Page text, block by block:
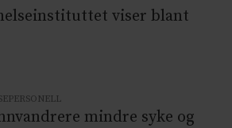
tolker som ofte fungerer
mellom pasient og
helsepersonell.Tilpasse
viser blant
mindre syke og